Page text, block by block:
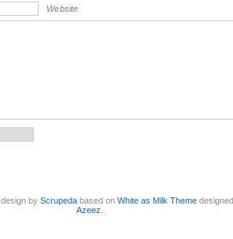
Website
, design byScrupeda based onWhite as Milk Theme
Azeez